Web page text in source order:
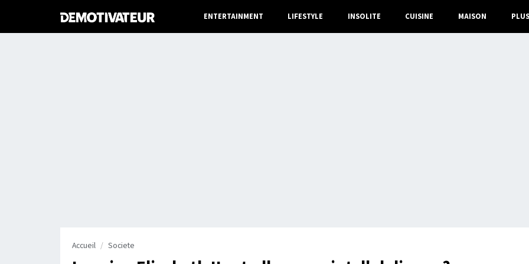
ENTERTAINMENT LIFESTYLE INSOLITE CUISINE MAISON PLUS
Accueil Societe